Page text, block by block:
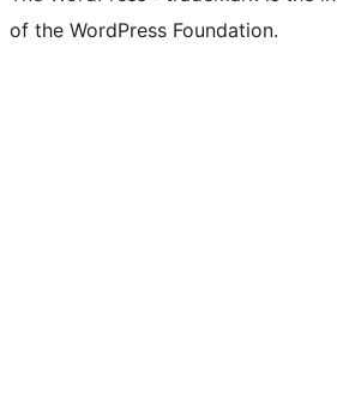
of the WordPress Foundation.